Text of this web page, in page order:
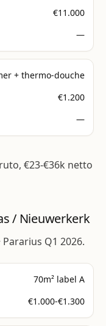
€11.000
—
+ thermo-douche
€1.200
—
€23-€36k netto
/ Nieuwerkerk
Q1 2026.
70m² label A
€1.000-€1.300